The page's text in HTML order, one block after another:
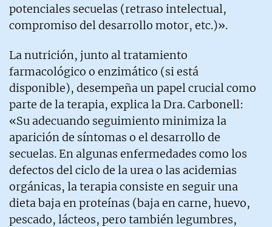
potenciales secuelas (retraso intelectual,
compromiso del desarrollo motor, etc.)».
La nutrición, junto al tratamiento
farmacológico o enzimático (si está
disponible), desempeña un papel crucial como
parte de la terapia, explica la Dra. Carbonell:
«Su adecuando seguimiento minimiza la
aparición de síntomas o el desarrollo de
secuelas. En algunas enfermedades como los
defectos del ciclo de la urea o las acidemias
orgánicas, la terapia consiste en seguir una
dieta baja en proteínas (baja en carne, huevo,
pescado, lácteos, pero también legumbres,